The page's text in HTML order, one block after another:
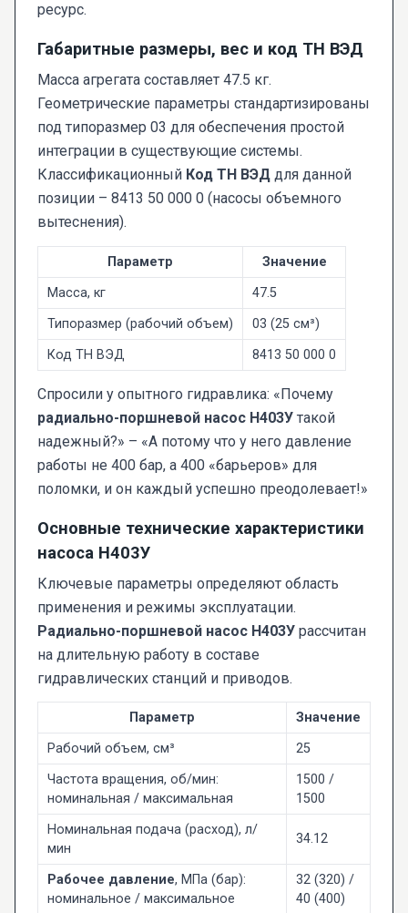
ресурс.
Габаритные размеры, вес и код ТН ВЭД
Масса агрегата составляет 47.5 кг.
Геометрические параметры стандартизированы
под типоразмер 03 для обеспечения простой
интеграции в существующие системы.
Классификационный Код ТН ВЭД для данной
позиции – 8413 50 000 0 (насосы объемного
вытеснения).
Параметр
Значение
Масса, кг
47.5
Типоразмер (рабочий объем)
03 (25 см³)
Код ТН ВЭД
8413 50 000 0
Спросили у опытного гидравлика: «Почему
радиально-поршневой насос Н403У такой
надежный?» – «А потому что у него давление
работы не 400 бар, а 400 «барьеров» для
поломки, и он каждый успешно преодолевает!»
Основные технические характеристики
насоса Н403У
Ключевые параметры определяют область
применения и режимы эксплуатации.
Радиально-поршневой насос Н403У рассчитан
на длительную работу в составе
гидравлических станций и приводов.
Параметр
Значение
Рабочий объем, см³
25
Частота вращения, об/мин:
номинальная / максимальная
1500 /
1500
Номинальная подача (расход), л/
мин
34.12
Рабочее давление, МПа (бар):
номинальное / максимальное
32 (320) /
40 (400)